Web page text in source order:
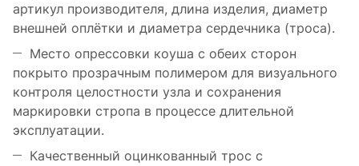
артикул производителя, длина изделия, диаметр
внешней оплётки и диаметра сердечника (троса).
Место опрессовки коуша с обеих сторон
покрыто прозрачным полимером для визуального
контроля целостности узла и сохранения
маркировки стропа в процессе длительной
эксплуатации.
Качественный оцинкованный трос с